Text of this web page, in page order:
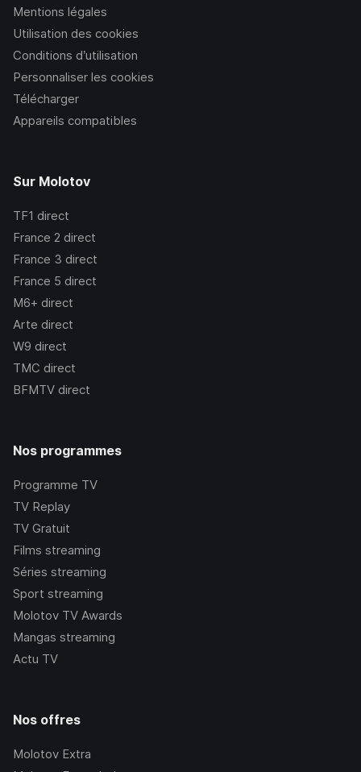
Mentions légales
Utilisation des cookies
Conditions d’utilisation
Personnaliser les cookies
Télécharger
Appareils compatibles
Sur Molotov
TF1 direct
France 2 direct
France 3 direct
France 5 direct
M6+ direct
Arte direct
W9 direct
TMC direct
BFMTV direct
Nos programmes
Programme TV
TV Replay
TV Gratuit
Films streaming
Séries streaming
Sport streaming
Molotov TV Awards
Mangas streaming
Actu TV
Nos offres
Molotov Extra